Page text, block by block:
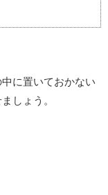
に置いておかない
しょう。